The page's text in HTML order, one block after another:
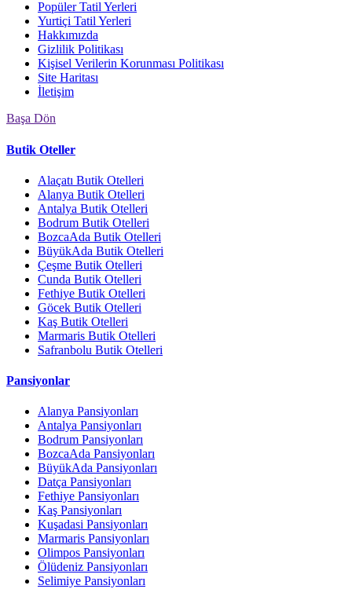
Popüler Tatil Yerleri
Yurtiçi Tatil Yerleri
Hakkımızda
Gizlilik Politikası
Kişisel Verilerin Korunması Politikası
Site Haritası
İletişim
Başa Dön
Butik Oteller
Alaçatı Butik Otelleri
Alanya Butik Otelleri
Antalya Butik Otelleri
Bodrum Butik Otelleri
BozcaAda Butik Otelleri
BüyükAda Butik Otelleri
Çeşme Butik Otelleri
Cunda Butik Otelleri
Fethiye Butik Otelleri
Göcek Butik Otelleri
Kaş Butik Otelleri
Marmaris Butik Otelleri
Safranbolu Butik Otelleri
Pansiyonlar
Alanya Pansiyonları
Antalya Pansiyonları
Bodrum Pansiyonları
BozcaAda Pansiyonları
BüyükAda Pansiyonları
Datça Pansiyonları
Fethiye Pansiyonları
Kaş Pansiyonları
Kuşadasi Pansiyonları
Marmaris Pansiyonları
Olimpos Pansiyonları
Ölüdeniz Pansiyonları
Selimiye Pansiyonları